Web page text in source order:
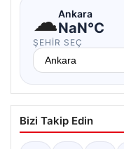
☁Ankara
NaN°C
ŞEHIR SEÇ
Bizi Takip Edin